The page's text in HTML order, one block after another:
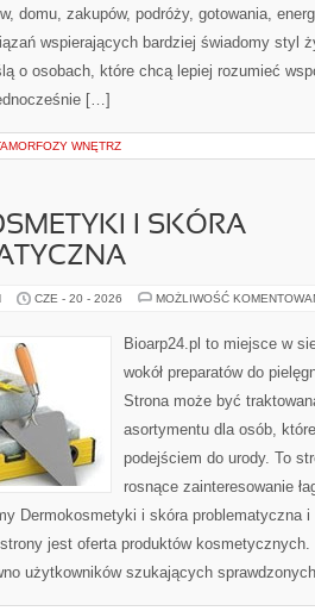
domu, zakupów, podróży, gotowania,
wspierających bardziej świadomy styl
o osobach, które chcą lepiej rozumieć
[…]
WNĘTRZ
I SKÓRA
CZE - 20 - 2026 MOŻLIWOŚĆ
Bioarp24.pl to miejsce w
wokół preparatów do
Strona może być
asortymentu dla osób,
podejściem do urody. To
rosnące zainteresowanie
Dermokosmetyki i skóra problematyczna i
jest oferta produktów
użytkowników szukających